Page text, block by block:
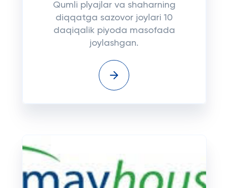
Qumli plyajlar va shaharning
diqqatga sazovor joylari 10
daqiqalik piyoda masofada
joylashgan.